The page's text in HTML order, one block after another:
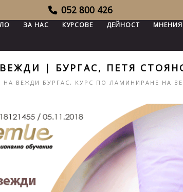
052 800 426
ЗА НАС КУРСОВЕ ДЕЙНОСТ
| БУРГАС, ПЕТЯ
ВЕЖДИ БУРГАС, КУРС ПО ЛАМИНИРАНЕ НА